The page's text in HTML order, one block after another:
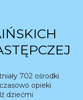
702 ośrodki
opieki
dziećmi